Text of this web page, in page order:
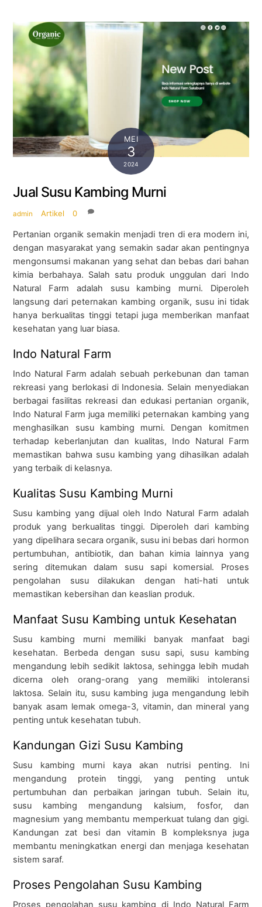
MEI
3
2024
Jual Susu Kambing Murni
admin Artikel 0
Pertanian organik semakin menjadi tren di era modern ini,
dengan masyarakat yang semakin sadar akan pentingnya
mengonsumsi makanan yang sehat dan bebas dari bahan
kimia berbahaya. Salah satu produk unggulan dari Indo
Natural Farm adalah susu kambing murni. Diperoleh
langsung dari peternakan kambing organik, susu ini tidak
hanya berkualitas tinggi tetapi juga memberikan manfaat
kesehatan yang luar biasa.
Indo Natural Farm
Indo Natural Farm adalah sebuah perkebunan dan taman
rekreasi yang berlokasi di Indonesia. Selain menyediakan
berbagai fasilitas rekreasi dan edukasi pertanian organik,
Indo Natural Farm juga memiliki peternakan kambing yang
menghasilkan susu kambing murni. Dengan komitmen
terhadap keberlanjutan dan kualitas, Indo Natural Farm
memastikan bahwa susu kambing yang dihasilkan adalah
yang terbaik di kelasnya.
Kualitas Susu Kambing Murni
Susu kambing yang dijual oleh Indo Natural Farm adalah
produk yang berkualitas tinggi. Diperoleh dari kambing
yang dipelihara secara organik, susu ini bebas dari hormon
pertumbuhan, antibiotik, dan bahan kimia lainnya yang
sering ditemukan dalam susu sapi komersial. Proses
pengolahan susu dilakukan dengan hati-hati untuk
memastikan kebersihan dan keaslian produk.
Manfaat Susu Kambing untuk Kesehatan
Susu kambing murni memiliki banyak manfaat bagi
kesehatan. Berbeda dengan susu sapi, susu kambing
mengandung lebih sedikit laktosa, sehingga lebih mudah
dicerna oleh orang-orang yang memiliki intoleransi
laktosa. Selain itu, susu kambing juga mengandung lebih
banyak asam lemak omega-3, vitamin, dan mineral yang
penting untuk kesehatan tubuh.
Kandungan Gizi Susu Kambing
Susu kambing murni kaya akan nutrisi penting. Ini
mengandung protein tinggi, yang penting untuk
pertumbuhan dan perbaikan jaringan tubuh. Selain itu,
susu kambing mengandung kalsium, fosfor, dan
magnesium yang membantu memperkuat tulang dan gigi.
Kandungan zat besi dan vitamin B kompleksnya juga
membantu meningkatkan energi dan menjaga kesehatan
sistem saraf.
Proses Pengolahan Susu Kambing
Proses pengolahan susu kambing di Indo Natural Farm